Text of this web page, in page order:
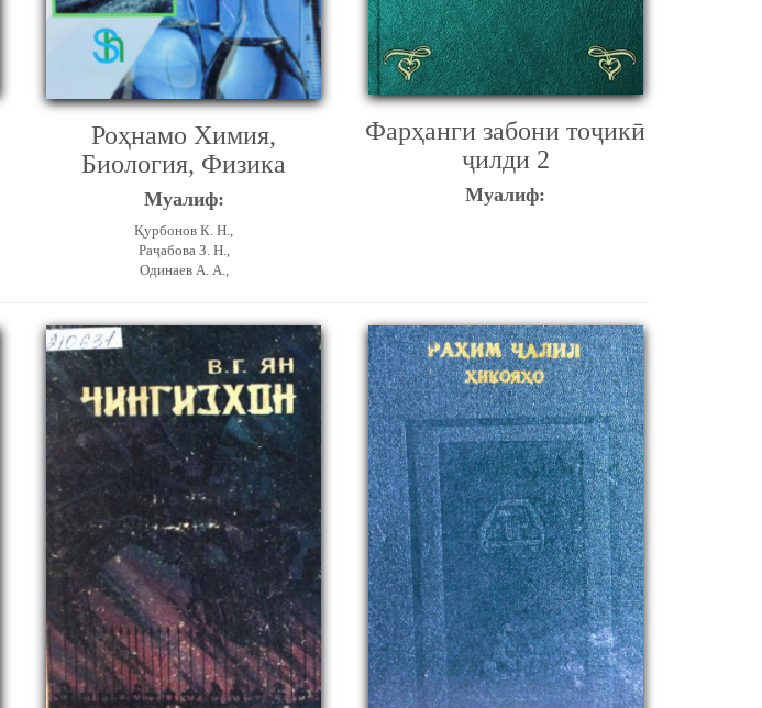
Роҳнамо Химия,
Биология, Физика
Муалиф:
Қурбонов К. Н.,
Раҷабова З. Н.,
Одинаев А. А.,
Фарҳанги забони тоҷикӣ
ҷилди 2
Муалиф: